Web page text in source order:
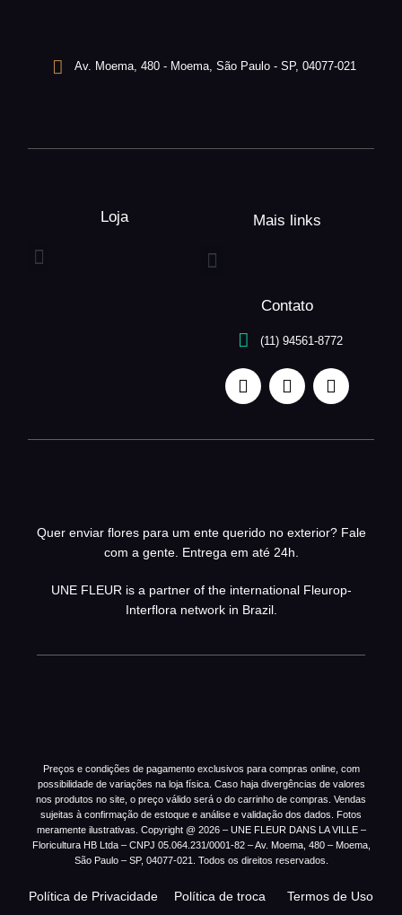
Av. Moema, 480 - Moema, São Paulo - SP, 04077-021
Loja Mais links
Contato
(11) 94561-8772
Quer enviar flores para um ente querido no exterior? Fale
com a gente. Entrega em até 24h.
UNE FLEUR is a partner of the international Fleurop-
Interflora network in Brazil.
Preços e condições de pagamento exclusivos para compras online, com
possibilidade de variações na loja física. Caso haja divergências de valores
nos produtos no site, o preço válido será o do carrinho de compras. Vendas
sujeitas à confirmação de estoque e análise e validação dos dados. Fotos
meramente ilustrativas. Copyright @ 2026 – UNE FLEUR DANS LA VILLE –
Floricultura HB Ltda – CNPJ 05.064.231/0001-82 – Av. Moema, 480 – Moema,
São Paulo – SP, 04077-021. Todos os direitos reservados.
Política de Privacidade Política de troca Termos de Uso